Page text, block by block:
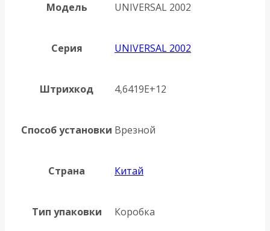
Модель UNIVERSAL 2002
Серия UNIVERSAL 2002
Штрихкод 4,6419E+12
Способ установки Врезной
Страна Китай
Тип упаковки Коробка